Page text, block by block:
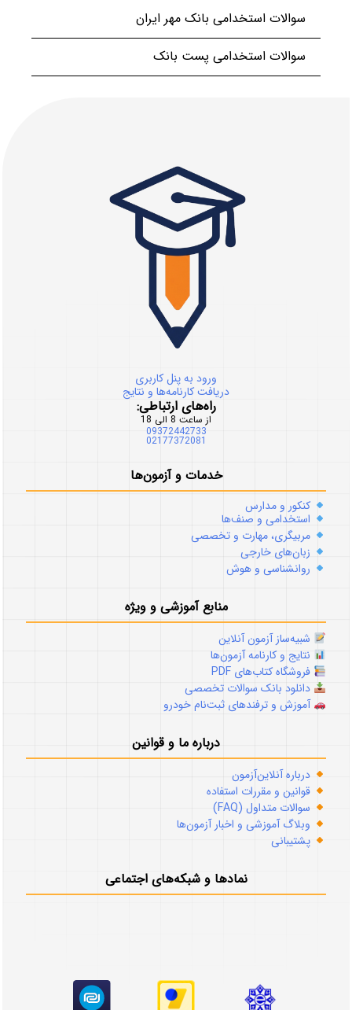
سوالات استخدامی بانک مهر ایران
سوالات استخدامی پست بانک
ورود به پنل کاربری
دریافت کارنامه‌ها و نتایج
راه‌های ارتباطی:
از ساعت 8 الی 18
09372442733
02177372081
خدمات و آزمون‌ها
کنکور و مدارس
استخدامی و صنف‌ها
مربیگری، مهارت و تخصصی
زبان‌های خارجی
روانشناسی و هوش
منابع آموزشی و ویژه
شبیه‌ساز آزمون آنلاین
نتایج و کارنامه آزمون‌ها
فروشگاه کتاب‌های PDF
دانلود بانک سوالات تخصصی
آموزش و ترفندهای ثبت‌نام خودرو
درباره ما و قوانین
درباره آنلاین‌آزمون
قوانین و مقررات استفاده
سوالات متداول (FAQ)
وبلاگ آموزشی و اخبار آزمون‌ها
پشتیبانی
نمادها و شبکه‌های اجتماعی